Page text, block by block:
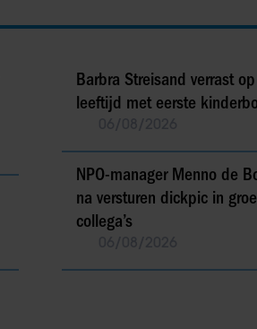
Barbra Streisand verrast
leeftijd met eerste
NPO-manager Menno de
na versturen dickpic in
collega’s